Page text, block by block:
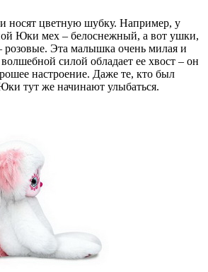
носят цветную шубку. Например, у
Юки мех – белоснежный, а вот ушки,
розовые. Эта малышка очень милая и
силой обладает ее хвост – он
настроение. Даже те, кто был
тут же начинают улыбаться.